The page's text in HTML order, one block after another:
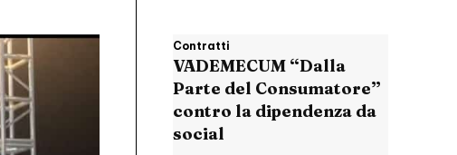
Contratti
VADEMECUM “Dalla
Parte del Consumatore”
contro la dipendenza da
social